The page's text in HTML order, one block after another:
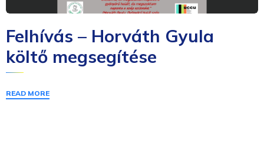
Felhívás – Horváth Gyula
költő megsegítése
READ MORE